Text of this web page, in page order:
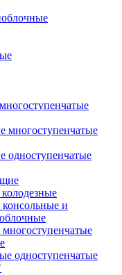
многоступенчатые
одноступенчатые
и
одноступенчатые